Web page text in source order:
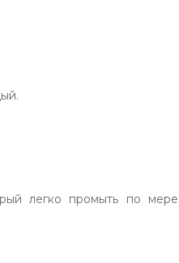
легко промыть по мере